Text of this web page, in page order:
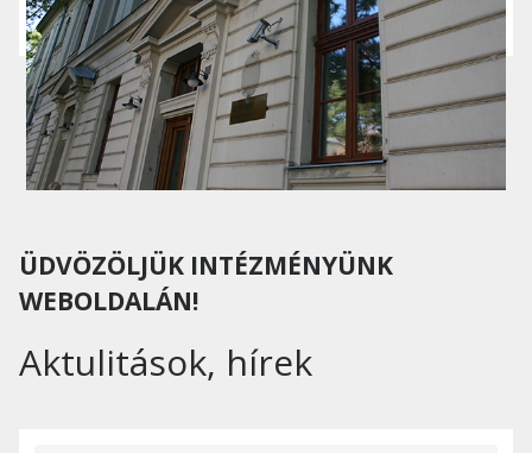
ÜDVÖZÖLJÜK INTÉZMÉNYÜNK
WEBOLDALÁN!
Aktulitások, hírek